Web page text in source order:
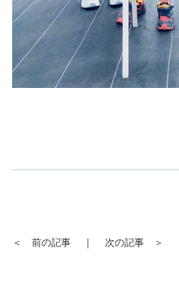
＜ 前の記事 ｜ 次の記事 ＞